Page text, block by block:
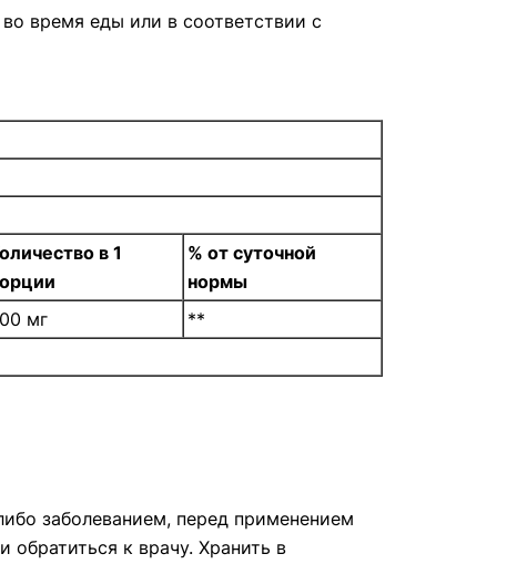
время еды или в соответствии с
в 1
% от суточной
нормы
мг
**
заболеванием, перед применением
к врачу. Хранить в